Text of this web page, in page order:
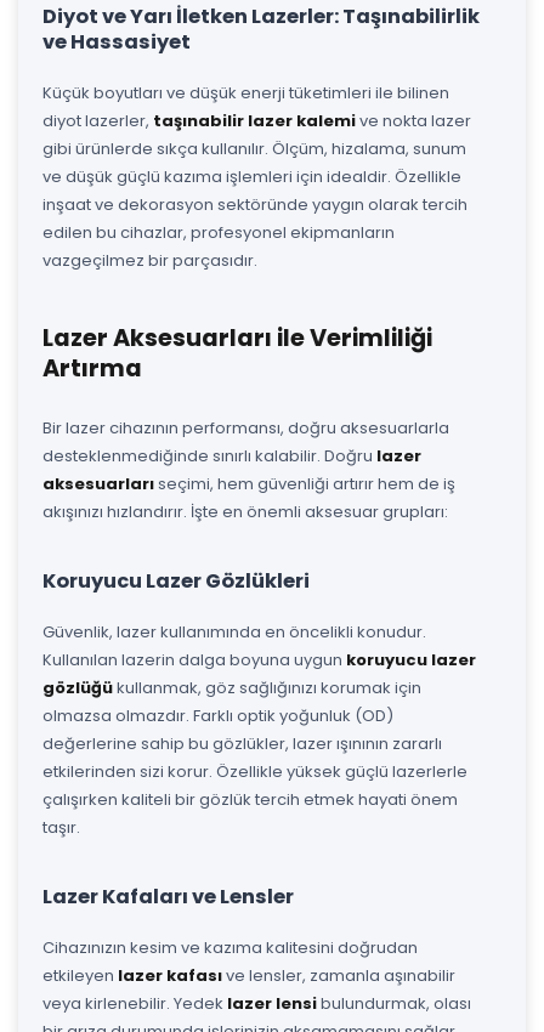
Diyot ve Yarı İletken Lazerler: Taşınabilirlik
ve Hassasiyet
Küçük boyutları ve düşük enerji tüketimleri ile bilinen
diyot lazerler, taşınabilir lazer kalemive nokta lazer
gibi ürünlerde sıkça kullanılır. Ölçüm, hizalama, sunum
ve düşük güçlü kazıma işlemleri için idealdir. Özellikle
inşaat ve dekorasyon sektöründe yaygın olarak tercih
edilen bu cihazlar, profesyonel ekipmanların
vazgeçilmez bir parçasıdır.
Lazer Aksesuarları ile Verimliliği
Artırma
Bir lazer cihazının performansı, doğru aksesuarlarla
desteklenmediğinde sınırlı kalabilir. Doğru lazer
aksesuarlarıseçimi, hem güvenliği artırır hem de iş
akışınızı hızlandırır. İşte en önemli aksesuar grupları:
Koruyucu Lazer Gözlükleri
Güvenlik, lazer kullanımında en öncelikli konudur.
Kullanılan lazerin dalga boyuna uygun koruyucu lazer
gözlüğükullanmak, göz sağlığınızı korumak için
olmazsa olmazdır. Farklı optik yoğunluk (OD)
değerlerine sahip bu gözlükler, lazer ışınının zararlı
etkilerinden sizi korur. Özellikle yüksek güçlü lazerlerle
çalışırken kaliteli bir gözlük tercih etmek hayati önem
taşır.
Lazer Kafaları ve Lensler
Cihazınızın kesim ve kazıma kalitesini doğrudan
etkileyen lazer kafasıve lensler, zamanla aşınabilir
veya kirlenebilir. Yedek lazer lensibulundurmak, olası